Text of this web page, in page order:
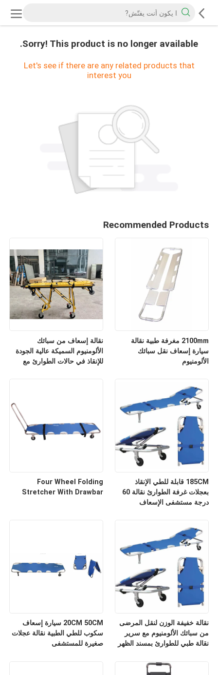
Sorry! This product is no longer available.
Let's see if there are any related products that
interest you
Recommended Products
نقالة إسعاف من سبائك
الألومنيوم السميكة عالية الجودة
للإنقاذ في حالات الطوارئ مع
2100mm مغرفة طبية نقالة
سيارة إسعاف نقل سبائك
الألومنيوم
Four Wheel Folding
Stretcher With Drawbar
185CM قابلة للطي الإنقاذ
بعجلات غرفة الطوارئ نقالة 60
درجة مستشفى الإسعاف
20CM 50CM سيارة إسعاف
سكوب للطي الطبية نقالة عجلات
صغيرة للمستشفى
نقالة خفيفة الوزن لنقل المرضى
من سبائك الألومنيوم مع سرير
نقالة طبي للطوارئ بمسند الظهر